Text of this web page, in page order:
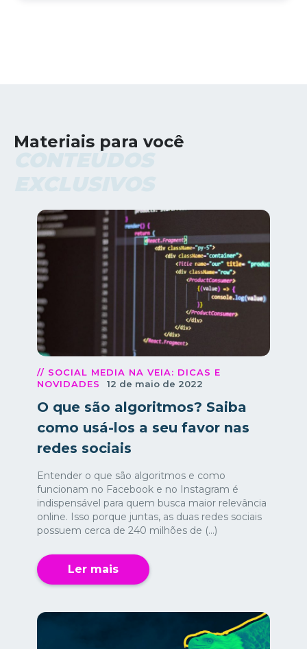
Materiais para você
// SOCIAL MEDIA NA VEIA: DICAS E
NOVIDADES
12 de maio de 2022
O que são algoritmos? Saiba
como usá-los a seu favor nas
redes sociais
Entender o que são algoritmos e como
funcionam no Facebook e no Instagram é
indispensável para quem busca maior relevância
online. Isso porque juntas, as duas redes sociais
possuem cerca de 240 milhões de (...)
Ler mais